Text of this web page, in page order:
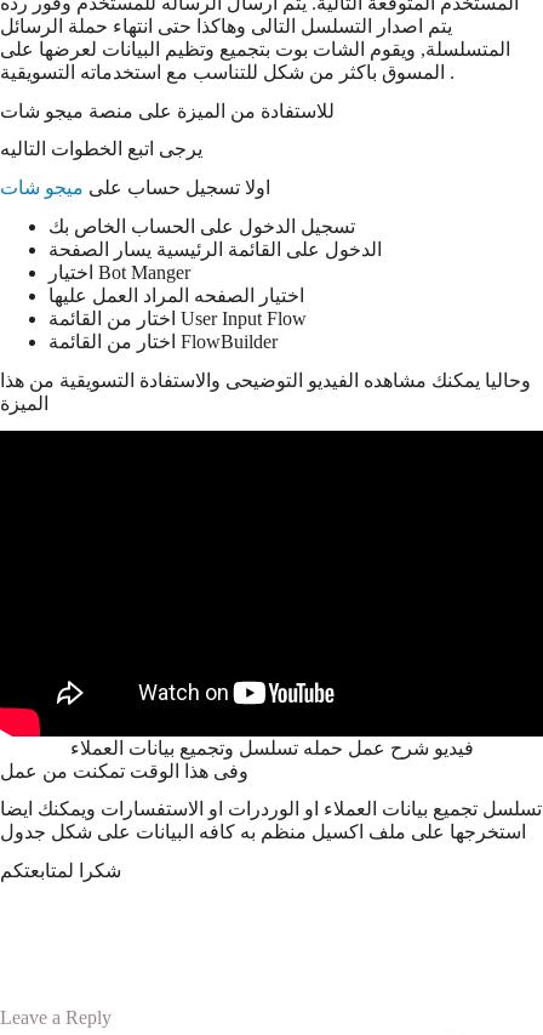
يتم اصدار التسلسل التالى وهاكذا حتى انتهاء حملة الرسائل
المتسلسلة, ويقوم الشات بوت بتجميع وتظيم البيانات لعرضها على
المسوق باكثر من شكل للتناسب مع استخدماته التسويقية .
للاستفادة من الميزة على منصة ميجو شات
يرجى اتبع الخطوات التاليه
اولا تسجيل حساب على ميجو شات
تسجيل الدخول على الحساب الخاص بك
الدخول على القائمة الرئيسية يسار الصفحة
اختيار Bot Manger
اختيار الصفحه المراد العمل عليها
اختار من القائمة User Input Flow
اختار من القائمة FlowBuilder
وحاليا يمكنك مشاهده الفيديو التوضيحى والاستفادة التسويقية من هذا
الميزة
فيديو شرح عمل حمله تسلسل وتجميع بيانات العملاء
وفى هذا الوقت تمكنت من عمل
تسلسل تجميع بيانات العملاء او الوردرات او الاستفسارات ويمكنك ايضا
استخرجها على ملف اكسيل منظم به كافه البيانات على شكل جدول
شكرا لمتابعتكم
Leave a Reply